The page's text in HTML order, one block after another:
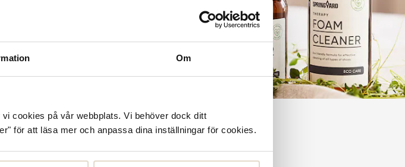
Om
cookies på vår webbplats. Vi behöver dock ditt
för att läsa mer och anpassa dina inställningar för cookies.